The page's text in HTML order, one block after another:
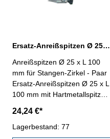
Ersatz-Anreißspitzen Ø 25 x L 100 mm Paar für Stangen-Zirkel
Anreißspitzen Ø 25 x L 100
mm für Stangen-Zirkel - Paar
Ersatz-Anreißspitzen Ø 25 x L
100 mm mit Hartmetallspitzen
Nr. 201.274 - 201.177
24,24 €*
Lagerbestand: 77